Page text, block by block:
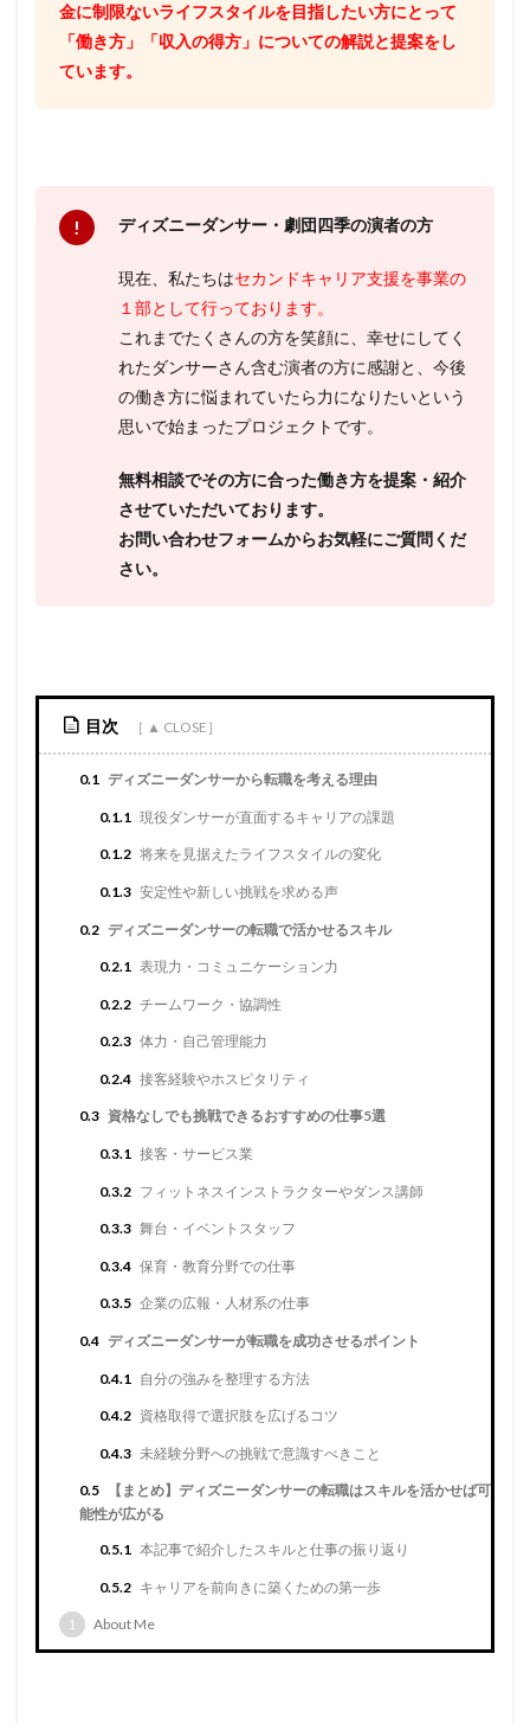
金に制限ないライフスタイルを目指したい方にとって
「働き方」「収入の得方」についての解説と提案をし
ています。
ディズニーダンサー・劇団四季の演者の方
現在、私たちはセカンドキャリア支援を事業の
１部として行っております。
これまでたくさんの方を笑顔に、幸せにしてく
れたダンサーさん含む演者の方に感謝と、今後
の働き方に悩まれていたら力になりたいという
思いで始まったプロジェクトです。
無料相談でその方に合った働き方を提案・紹介
させていただいております。
お問い合わせフォームからお気軽にご質問くだ
さい。
目次
0.1 ディズニーダンサーから転職を考える理由
0.1.1 現役ダンサーが直面するキャリアの課題
0.1.2 将来を見据えたライフスタイルの変化
0.1.3 安定性や新しい挑戦を求める声
0.2 ディズニーダンサーの転職で活かせるスキル
0.2.1 表現力・コミュニケーション力
0.2.2 チームワーク・協調性
0.2.3 体力・自己管理能力
0.2.4 接客経験やホスピタリティ
0.3 資格なしでも挑戦できるおすすめの仕事5選
0.3.1 接客・サービス業
0.3.2 フィットネスインストラクターやダンス講師
0.3.3 舞台・イベントスタッフ
0.3.4 保育・教育分野での仕事
0.3.5 企業の広報・人材系の仕事
0.4 ディズニーダンサーが転職を成功させるポイント
0.4.1 自分の強みを整理する方法
0.4.2 資格取得で選択肢を広げるコツ
0.4.3 未経験分野への挑戦で意識すべきこと
0.5
【まとめ】ディズニーダンサーの転職はスキルを活かせば可
能性が広がる
0.5.1 本記事で紹介したスキルと仕事の振り返り
0.5.2 キャリアを前向きに築くための第一歩
1 About Me